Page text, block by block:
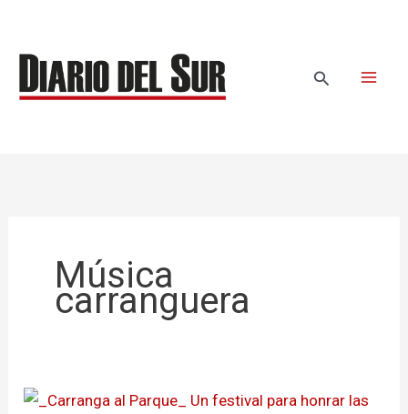
contenido
Buscar
Música
carranguera
«Carranga